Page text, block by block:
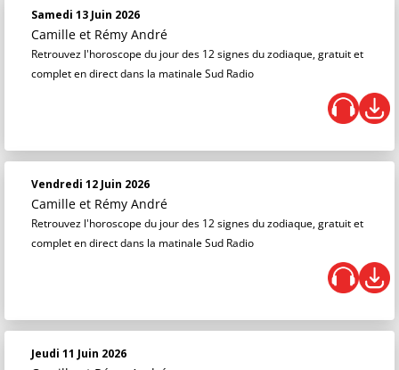
Samedi 13 Juin 2026
Camille et Rémy André
Retrouvez l'horoscope du jour des 12 signes du zodiaque, gratuit et
complet en direct dans la matinale Sud Radio
Vendredi 12 Juin 2026
Camille et Rémy André
Retrouvez l'horoscope du jour des 12 signes du zodiaque, gratuit et
complet en direct dans la matinale Sud Radio
Jeudi 11 Juin 2026